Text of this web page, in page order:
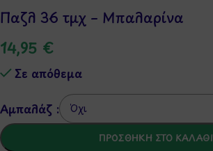
Παζλ 36 τμχ – Μπαλαρίνα
14,95 €
Σε απόθεμα
Αμπαλάζ :
ΠΡΟΣΘΉΚΗ ΣΤΟ ΚΑΛΆΘΙ